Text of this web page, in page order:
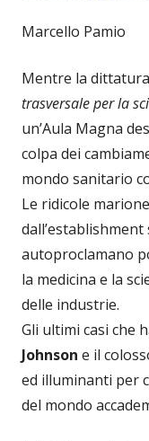
Marcello Pamio
Mentre la
trasversale per la
un’Aula Magna
colpa dei
mondo sanitario
Le ridicole
autoproclamano
la medicina e la
delle industrie.
Gli ultimi casi che
Johnson e il
ed illuminanti per
del mondo